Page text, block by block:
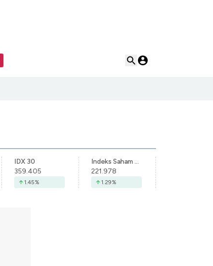
IDX 30
359.405
1.45%
Indeks Saham Syariah Indonesia
221.978
1.29%